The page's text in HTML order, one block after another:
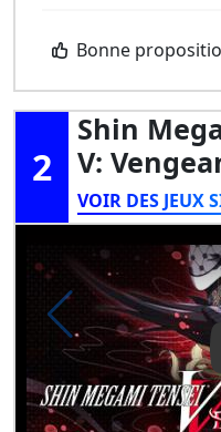
Bonne
2
Shin
V:
VOIR DES JEUX